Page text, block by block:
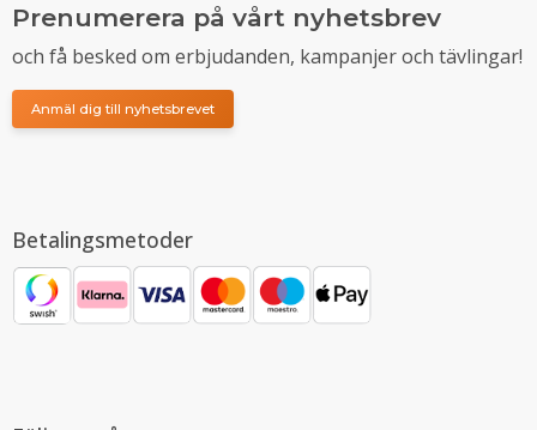
Prenumerera på vårt nyhetsbrev
och få besked om erbjudanden, kampanjer och tävlingar!
Anmäl dig till nyhetsbrevet
Betalingsmetoder